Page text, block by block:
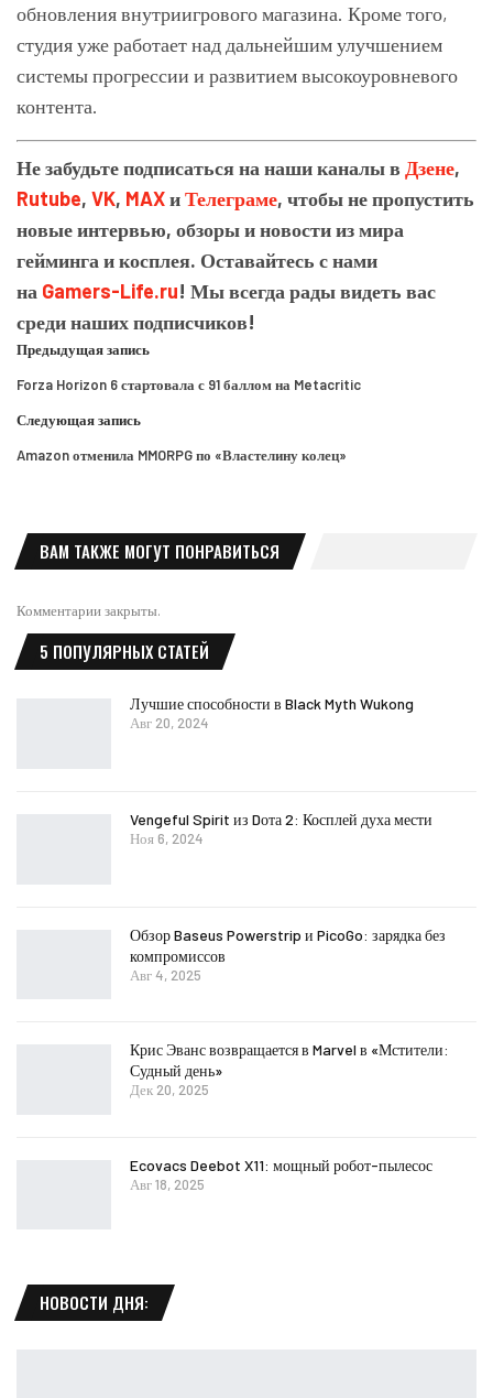
обновления внутриигрового магазина. Кроме того,
студия уже работает над дальнейшим улучшением
системы прогрессии и развитием высокоуровневого
контента.
Не забудьте подписаться на наши каналы в Дзене,
Rutube, VK, MAXиТелеграме, чтобы не пропустить
новые интервью, обзоры и новости из мира
гейминга и косплея. Оставайтесь с нами
на Gamers-Life.ru! Мы всегда рады видеть вас
среди наших подписчиков!
Предыдущая запись
Forza Horizon 6 стартовала с 91 баллом на Metacritic
Следующая запись
Amazon отменила MMORPG по «Властелину колец»
ВАМ ТАКЖЕ МОГУТ ПОНРАВИТЬСЯ
Комментарии закрыты.
5 ПОПУЛЯРНЫХ СТАТЕЙ
Лучшие способности в Black Myth Wukong
Авг 20, 2024
Vengeful Spirit из Dота 2: Косплей духа мести
Ноя 6, 2024
Обзор Baseus Powerstrip и PicoGo: зарядка без
компромиссов
Авг 4, 2025
Крис Эванс возвращается в Marvel в «Мстители:
Судный день»
Дек 20, 2025
Ecovacs Deebot X11: мощный робот-пылесос
Авг 18, 2025
НОВОСТИ ДНЯ: